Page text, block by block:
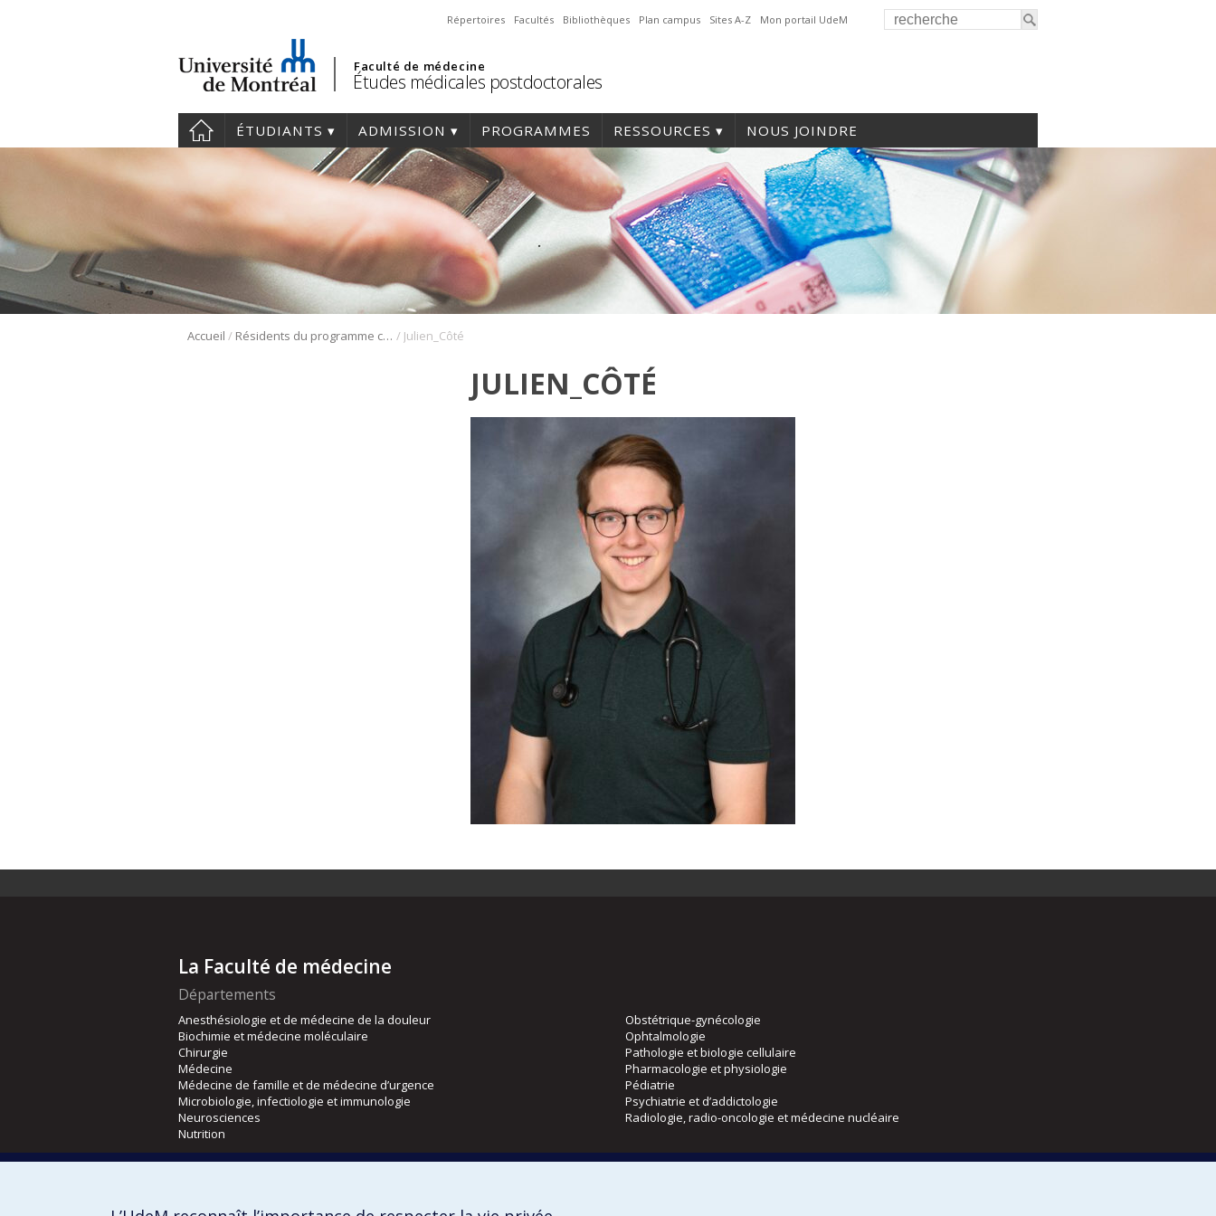
Répertoires Facultés Bibliothèques Plan campus Sites A-Z Mon portail UdeM
Faculté de médecine
Études médicales postdoctorales
ÉTUDIANTS ADMISSION PROGRAMMES RESSOURCES NOUS JOINDRE
Accueil / Résidents du programme cliniciens-chercheurs / Julien_Côté
JULIEN_CÔTÉ
La Faculté de médecine
Départements
Anesthésiologie et de médecine de la douleur
Biochimie et médecine moléculaire
Chirurgie
Médecine
Médecine de famille et de médecine d’urgence
Microbiologie, infectiologie et immunologie
Neurosciences
Nutrition
Obstétrique-gynécologie
Ophtalmologie
Pathologie et biologie cellulaire
Pharmacologie et physiologie
Pédiatrie
Psychiatrie et d’addictologie
Radiologie, radio-oncologie et médecine nucléaire